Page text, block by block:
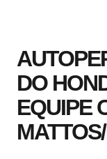
DO
EQUIPE